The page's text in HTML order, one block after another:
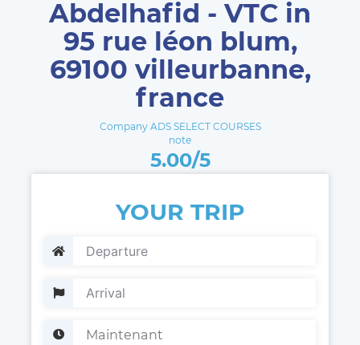
Abdelhafid - VTC in
95 rue léon blum,
69100 villeurbanne,
france
Company ADS SELECT COURSES
note
5.00/5
YOUR TRIP